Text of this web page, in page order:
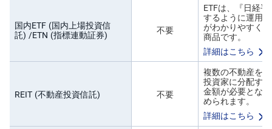
i
D
e
国内ETF (国内上場投資信
託) /ETN (指標連動証券)
不要
ETFは、『日経
するように運用
がわかりやすく
商品です。
詳細はこちら
REIT (不動産投資信託) 不要
複数の不動産を
投資家に分配す
金額が必要とな
められます。
詳細はこちら